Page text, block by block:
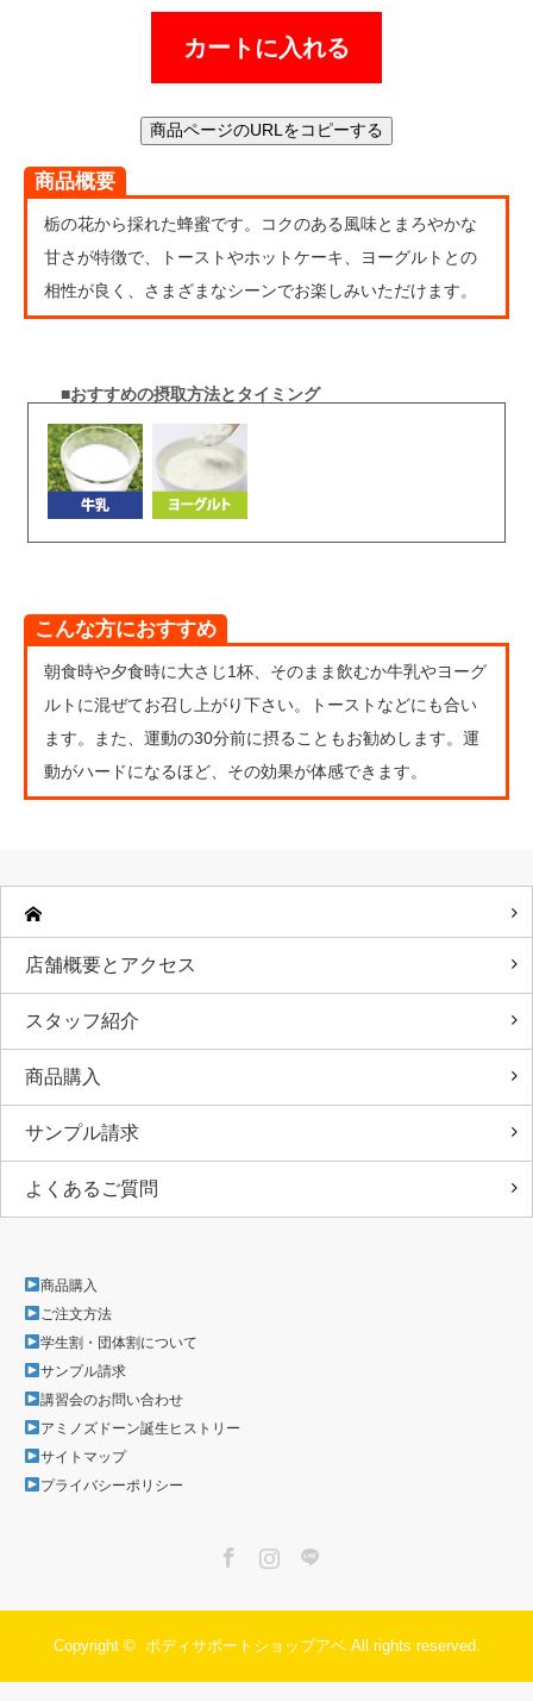
カートに入れる
商品ページのURLをコピーする
商品概要
栃の花から採れた蜂蜜です。コクのある風味とまろやかな
甘さが特徴で、トーストやホットケーキ、ヨーグルトとの
相性が良く、さまざまなシーンでお楽しみいただけます。
■おすすめの摂取方法とタイミング
こんな方におすすめ
朝食時や夕食時に大さじ1杯、そのまま飲むか牛乳やヨーグ
ルトに混ぜてお召し上がり下さい。トーストなどにも合い
ます。また、運動の30分前に摂ることもお勧めします。運
動がハードになるほど、その効果が体感できます。
店舗概要とアクセス
スタッフ紹介
商品購入
サンプル請求
よくあるご質問
商品購入
ご注文方法
学生割・団体割について
サンプル請求
講習会のお問い合わせ
アミノズドーン誕生ヒストリー
サイトマップ
プライバシーポリシー
Copyright © ボディサポートショップアベAll rights reserved.